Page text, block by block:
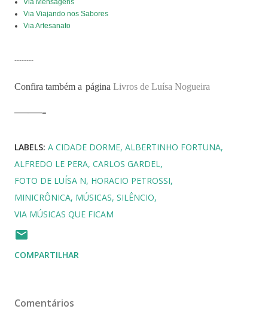
Via Mensagens
Via Viajando nos Sabores
Via Artesanato
--------
Confira também a página Livros de Luísa Nogueira
——-
LABELS: A CIDADE DORME ALBERTINHO FORTUNA
ALFREDO LE PERA CARLOS GARDEL
FOTO DE LUÍSA N HORACIO PETROSSI
MINICRÔNICA MÚSICAS SILÊNCIO
VIA MÚSICAS QUE FICAM
COMPARTILHAR
Comentários